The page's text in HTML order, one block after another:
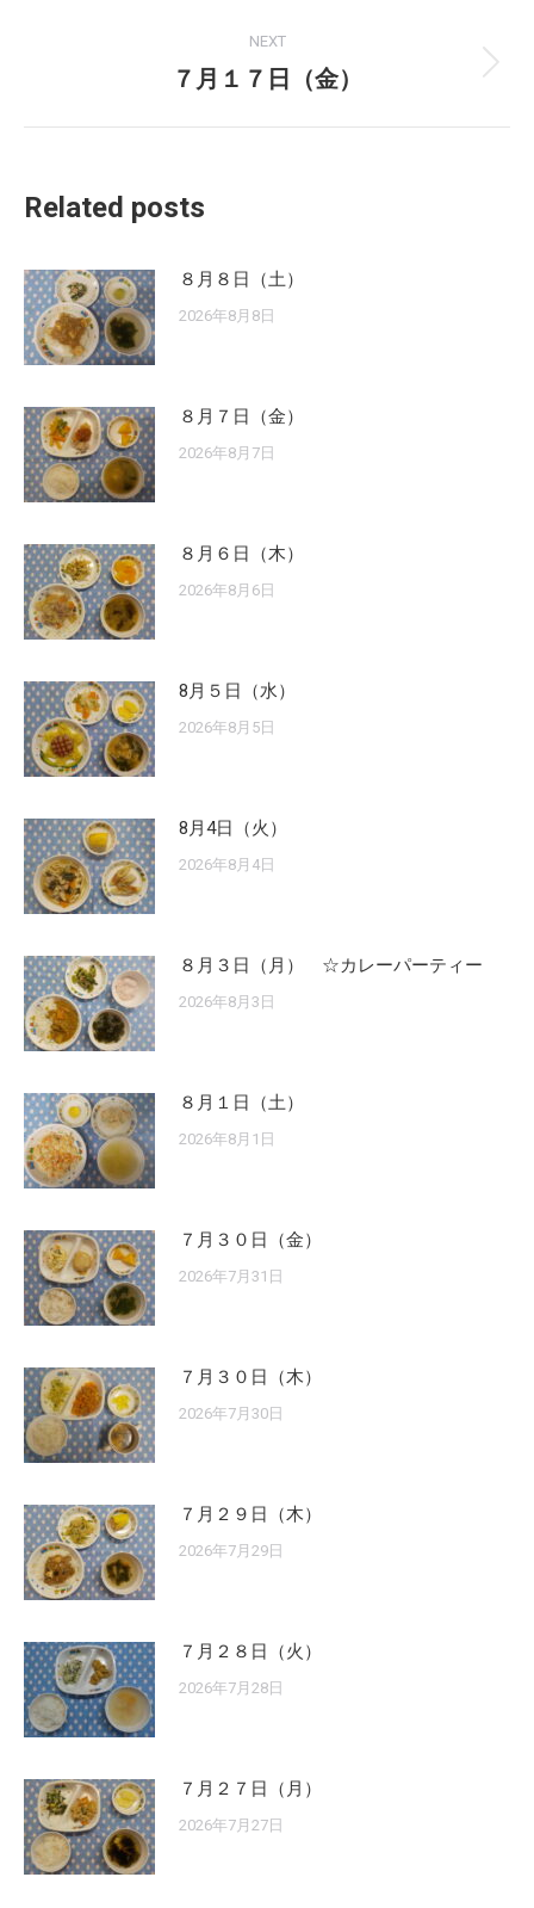
NEXT
Next
７月１７日（金）
Related posts
８月８日（土）
2026年8月8日
８月７日（金）
2026年8月7日
８月６日（木）
2026年8月6日
8月５日（水）
2026年8月5日
8月4日（火）
2026年8月4日
８月３日（月） ☆カレーパーティー
2026年8月3日
８月１日（土）
2026年8月1日
７月３０日（金）
2026年7月31日
７月３０日（木）
2026年7月30日
７月２９日（木）
2026年7月29日
７月２８日（火）
2026年7月28日
７月２７日（月）
2026年7月27日